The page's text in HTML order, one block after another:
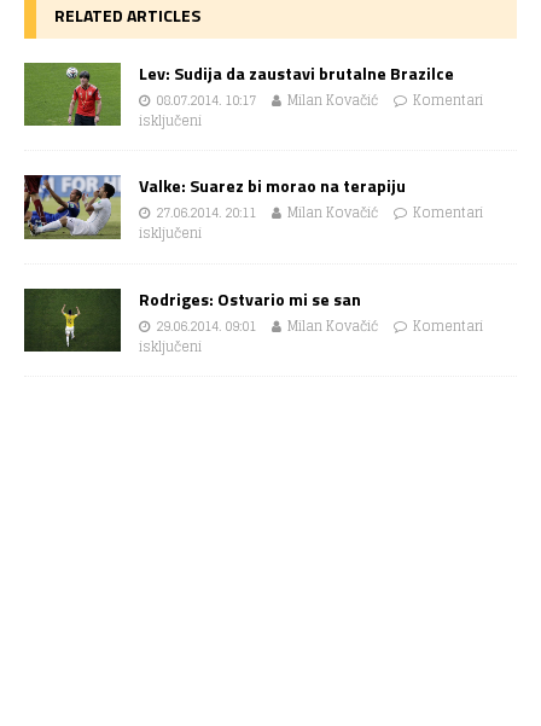
RELATED ARTICLES
Lev: Sudija da zaustavi brutalne Brazilce
08.07.2014. 10:17 Milan Kovačić
Komentari
isključeni
Valke: Suarez bi morao na terapiju
27.06.2014. 20:11 Milan Kovačić
Komentari
isključeni
Rodriges: Ostvario mi se san
29.06.2014. 09:01 Milan Kovačić
Komentari
isključeni